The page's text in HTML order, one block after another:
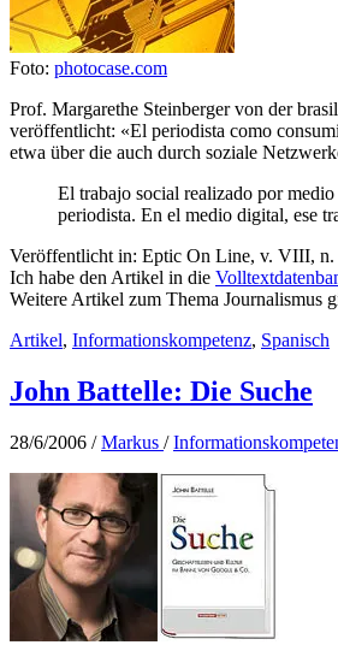
Foto: photocase.com
Prof. Margarethe Steinberger von der
veröffentlicht: «El periodista como
etwa über die auch durch soziale
El trabajo social realizado por
periodista. En el medio digital, ese
Veröffentlicht in: Eptic On Line, v. VIII, n.
Ich habe den Artikel in die
Weitere Artikel zum Thema Journalismus
Artikel, Informationskompetenz, Spanisch
John Battelle: Die Suche
28/6/2006 /Markus /